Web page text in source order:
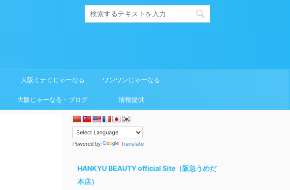
大阪ミナミじゃーなる ワンワンじゃーなる
大阪じゃーなる・ブログ 情報提供
Powered by Translate
HANKYU BEAUTY official Site（阪急うめだ
本店）